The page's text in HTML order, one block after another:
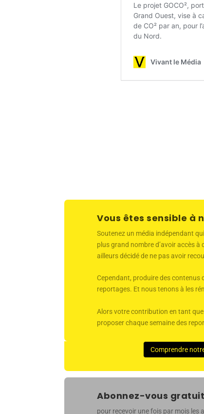
Vous êtes sensible à
Soutenez un média indépendant
plus grand nombre d’avoir accès
ailleurs décidé de ne pas avoir
Cependant, produire des contenus
reportages. Et nous tenons à les
Alors votre contribution en tant que
proposer chaque semaine des
Comprendre
Abonnez-vous
pour recevoir une fois par mois les